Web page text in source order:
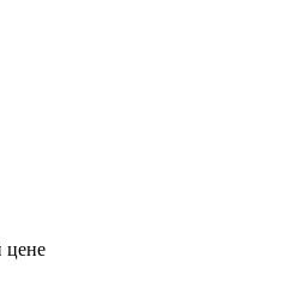
цене